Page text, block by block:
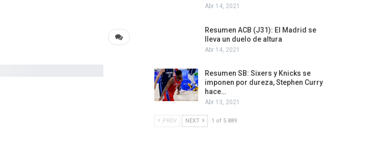
Abr 14, 2021
Resumen ACB (J31): El Madrid se
lleva un duelo de altura
Abr 14, 2021
Resumen SB: Sixers y Knicks se
imponen por dureza, Stephen Curry
hace…
Abr 13, 2021
PREV NEXT 1 of 5.889